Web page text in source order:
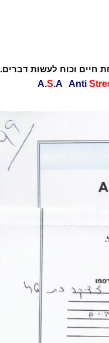
חיים וכוח לעשות דברים.
S.A Anti